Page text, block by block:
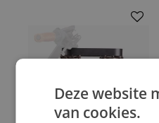
Deze website
van cookies.